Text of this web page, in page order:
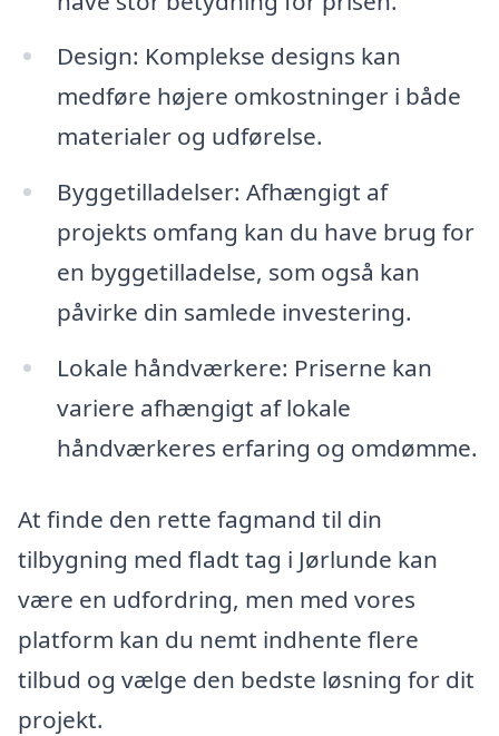
Design: Komplekse designs kan
medføre højere omkostninger i både
materialer og udførelse.
Byggetilladelser: Afhængigt af
projekts omfang kan du have brug for
en byggetilladelse, som også kan
påvirke din samlede investering.
Lokale håndværkere: Priserne kan
variere afhængigt af lokale
håndværkeres erfaring og omdømme.
At finde den rette fagmand til din
tilbygning med fladt tag i Jørlunde kan
være en udfordring, men med vores
platform kan du nemt indhente flere
tilbud og vælge den bedste løsning for dit
projekt.